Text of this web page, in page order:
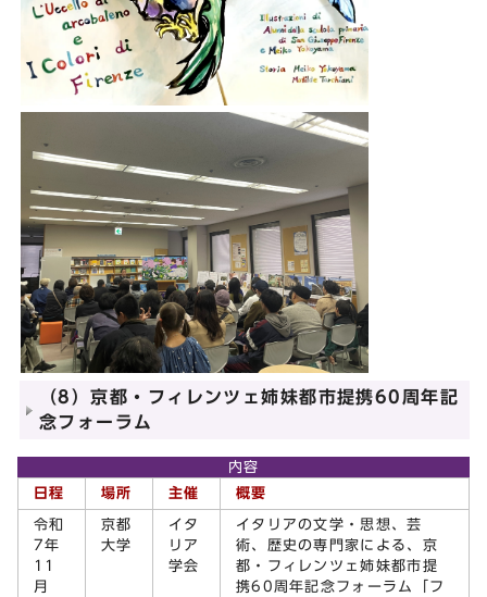
（8）京都・フィレンツェ姉妹都市提携60周年記
念フォーラム
内容
日程
場所 主催 概要
令和
7年
11
月
京都
大学
イタ
リア
学会
イタリアの文学・思想、芸
術、歴史の専門家による、京
都・フィレンツェ姉妹都市提
携60周年記念フォーラム「フ